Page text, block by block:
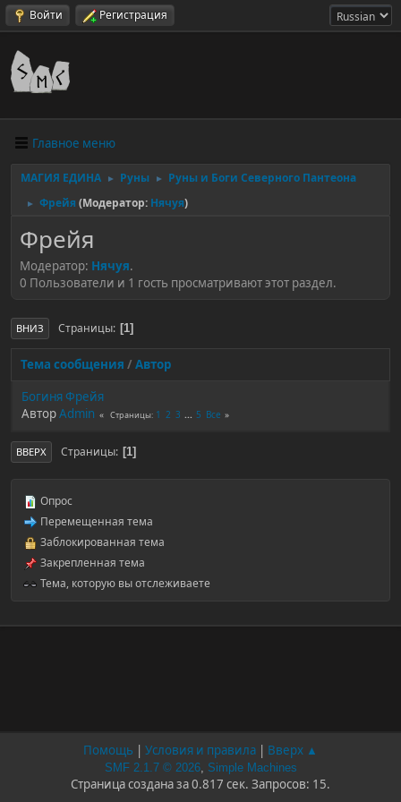
Войти Регистрация
Главное меню
МАГИЯ ЕДИНА ► Руны ► Руны и Боги Северного Пантеона
► Фрейя (Модератор: Нячуя)
Фрейя
Модератор: Нячуя.
0 Пользователи и 1 гость просматривают этот раздел.
ВНИЗ Страницы 1
Тема сообщения / Автор
Богиня Фрейя
АвторAdmin Страницы 1 2 3 ... 5 Все
ВВЕРХ Страницы 1
Опрос
Перемещенная тема
Заблокированная тема
Закрепленная тема
Тема, которую вы отслеживаете
Помощь | Условия и правила | Вверх ▲
SMF 2.1.7 © 2026, Simple Machines
Страница создана за 0.817 сек. Запросов: 15.